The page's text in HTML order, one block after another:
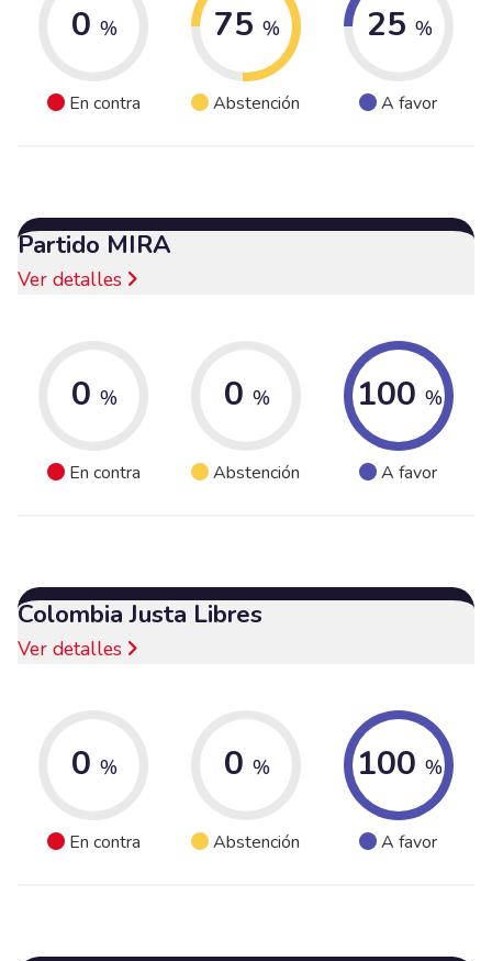
0 %
En contra
75 %
Abstención
25 %
A favor
Partido MIRA
Ver detalles
0 %
En contra
0 %
Abstención
100 %
A favor
Colombia Justa Libres
Ver detalles
0 %
En contra
0 %
Abstención
100 %
A favor